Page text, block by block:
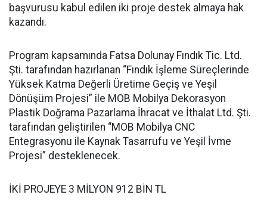
başvurusu kabul edilen iki proje destek almaya hak
kazandı.
Program kapsamında Fatsa Dolunay Fındık Tic. Ltd.
Şti. tarafından hazırlanan “Fındık İşleme Süreçlerinde
Yüksek Katma Değerli Üretime Geçiş ve Yeşil
Dönüşüm Projesi” ile MOB Mobilya Dekorasyon
Plastik Doğrama Pazarlama İhracat ve İthalat Ltd. Şti.
tarafından geliştirilen “MOB Mobilya CNC
Entegrasyonu ile Kaynak Tasarrufu ve Yeşil İvme
Projesi” desteklenecek.
İKİ PROJEYE 3 MİLYON 912 BİN TL